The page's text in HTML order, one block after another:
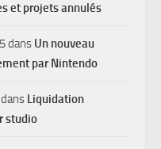
et projets annulés
dans Un nouveau
par Nintendo
dans Liquidation
studio